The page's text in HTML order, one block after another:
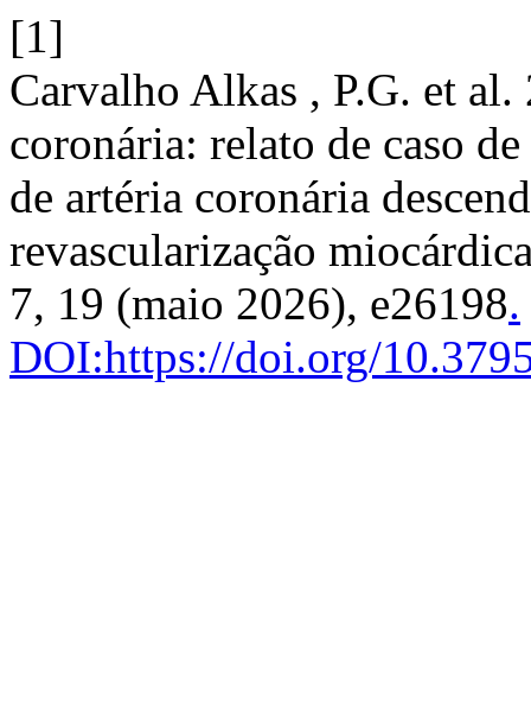
[1]
Carvalho Alkas , P.G. et
coronária: relato de caso
de artéria coronária
revascularização
7, 19 (maio 2026), e26198.
DOI:https://doi.org/